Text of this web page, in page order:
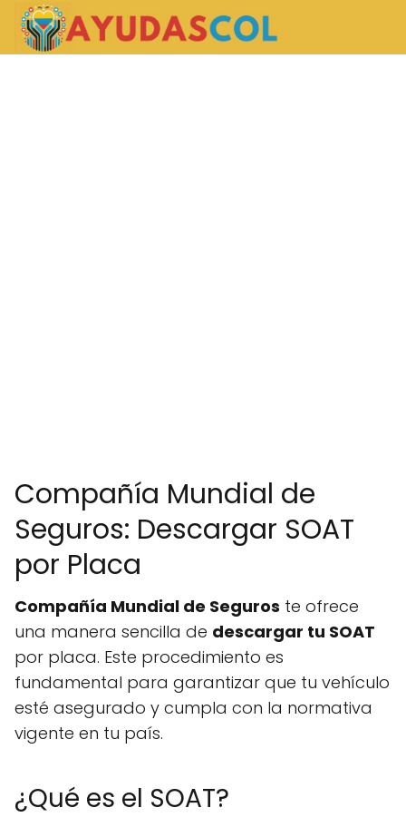
Compañía Mundial de
Seguros: Descargar SOAT
por Placa
Compañía Mundial de Seguros te ofrece
una manera sencilla de descargar tu SOAT
por placa. Este procedimiento es
fundamental para garantizar que tu vehículo
esté asegurado y cumpla con la normativa
vigente en tu país.
¿Qué es el SOAT?